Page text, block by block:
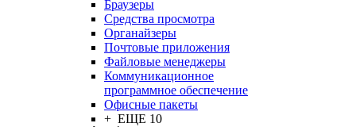
Браузеры
Средства просмотра
Органайзеры
Почтовые приложения
Файловые менеджеры
Коммуникационное
программное обеспечение
Офисные пакеты
+ ЕЩЕ 10